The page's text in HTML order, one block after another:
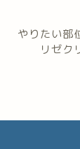
やりたい部
リゼク